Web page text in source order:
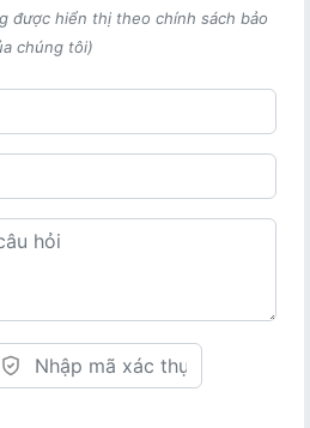
được hiển thị theo chính sách bảo
chúng tôi)